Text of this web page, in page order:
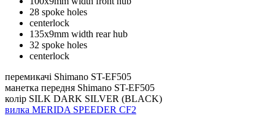
28 spoke holes
centerlock
135x9mm width rear hub
32 spoke holes
centerlock
перемикачі Shimano ST-EF505
манетка передня Shimano ST-EF505
колір SILK DARK SILVER (BLACK)
вилка MERIDA SPEEDER CF2